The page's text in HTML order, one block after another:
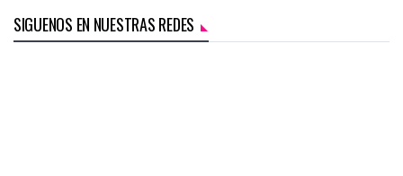
SIGUENOS EN NUESTRAS REDES